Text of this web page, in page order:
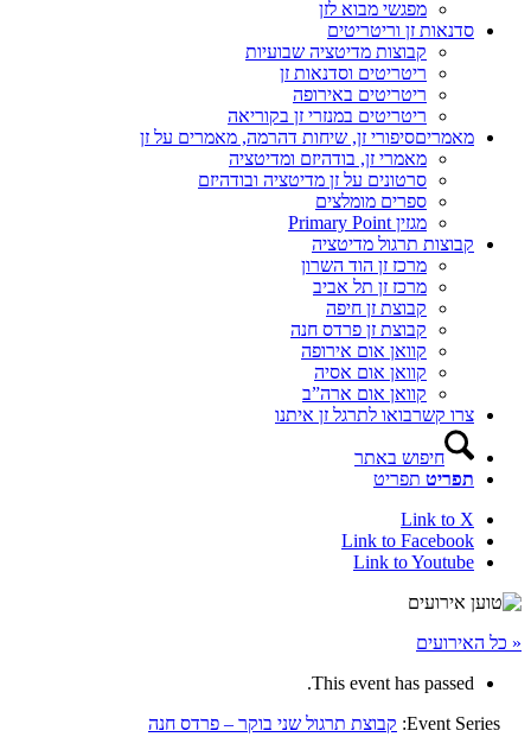
מפגשי מבוא לזן
סדנאות זן וריטריטים
קבוצות מדיטציה שבועיות
ריטריטים וסדנאות זן
ריטריטים באירופה
ריטריטים במנזרי זן בקוריאה
מאמריםסיפורי זן, שיחות דהרמה, מאמרים על זן
מאמרי זן, בודהיזם ומדיטציה
סרטונים על זן מדיטציה ובודהיזם
ספרים מומלצים
מגזין Primary Point
קבוצות תרגול מדיטציה
מרכז זן הוד השרון
מרכז זן תל אביב
קבוצת זן חיפה
קבוצת זן פרדס חנה
קוואן אום אירופה
קוואן אום אסיה
קוואן אום ארה”ב
צרו קשרבואו לתרגל זן איתנו
חיפוש באתר
תפריט תפריט
Link to X
Link to Facebook
Link to Youtube
« כל האירועים
This event has passed.
Event Series: קבוצת תרגול שני בוקר – פרדס חנה